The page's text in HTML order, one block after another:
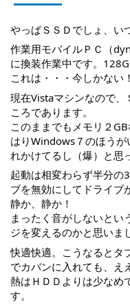
やっぱＳＳＤでしょ、い
作業用モバイルＰＣ（
に換装作業中です。
これは・・・今しかない
現在Vistaマシンなので
ころであります。
このままでもメモリ２
はりWindows７のほう
れかけてるし（爆）と思
起動は相変わらず半分の
ブを無効にしてドライブ
静か、静か！
まったく音がしないとい
ジを変えるのかと思いま
快適快適。こうなるとタ
でカバンに入れても、え
熱はＨＤＤよりは少なめ
す。